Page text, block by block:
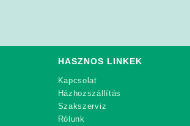
HASZNOS LINKEK
Kapcsolat
Házhozszállítás
Szakszerviz
Rólunk